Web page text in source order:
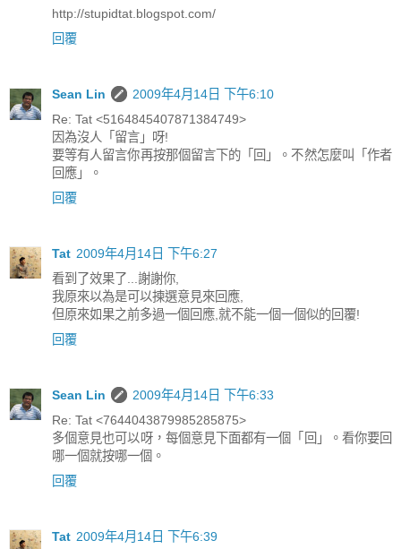
http://stupidtat.blogspot.com/
回覆
Sean Lin
2009年4月14日 下午6:10
Re: Tat <5164845407871384749>
因為沒人「留言」呀!
要等有人留言你再按那個留言下的「回」。不然怎麼叫「作者
回應」。
回覆
Tat 2009年4月14日 下午6:27
看到了效果了...謝謝你,
我原來以為是可以揀選意見來回應,
但原來如果之前多過一個回應,就不能一個一個似的回覆!
回覆
Sean Lin
2009年4月14日 下午6:33
Re: Tat <7644043879985285875>
多個意見也可以呀，每個意見下面都有一個「回」。看你要回
哪一個就按哪一個。
回覆
Tat 2009年4月14日 下午6:39